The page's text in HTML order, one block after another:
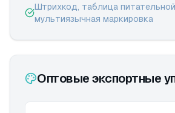
Штрихкод, таблица
мультиязычная маркировка
Оптовые экспортные